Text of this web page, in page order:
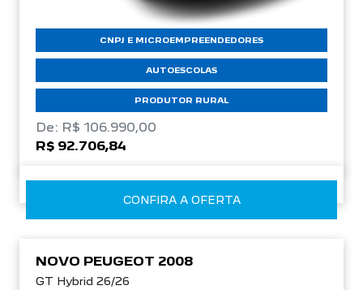
CNPJ E MICROEMPREENDEDORES
AUTOESCOLAS
PRODUTOR RURAL
De: R$ 106.990,00
R$ 92.706,84
CONFIRA A OFERTA
NOVO PEUGEOT 2008
GT Hybrid 26/26